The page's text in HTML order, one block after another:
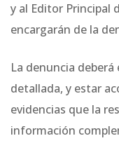
y al Editor Principal
encargarán de la
La denuncia
detallada, y estar
evidencias que la
información